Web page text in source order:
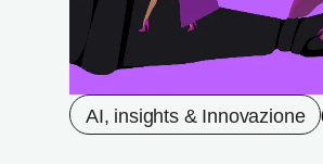
AI, insights & Innovazione